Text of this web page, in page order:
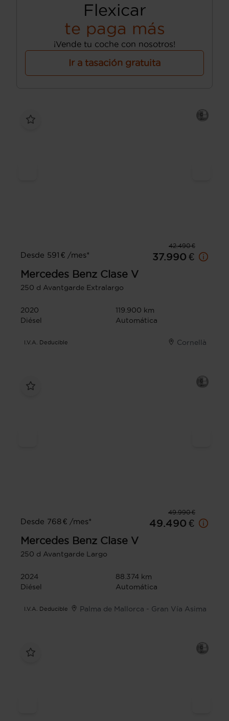
Flexicar
te paga más
¡Vende tu coche con nosotros!
Ir a tasación gratuita
42.490 €
Desde 591 € /mes*
37.990 €
Mercedes Benz Clase V
250 d Avantgarde Extralargo
2020
119.900 km
Diésel
Automática
I.V.A. Deducible Cornellà
49.990 €
Desde 768 € /mes*
49.490 €
Mercedes Benz Clase V
250 d Avantgarde Largo
2024
88.374 km
Diésel
Automática
I.V.A. Deducible Palma de Mallorca - Gran Vía Asima